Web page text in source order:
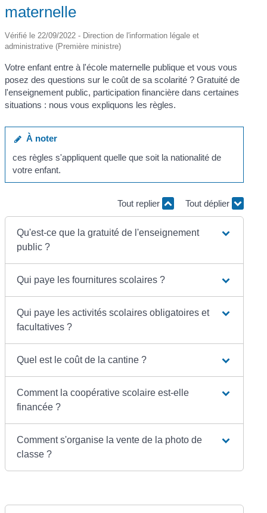
maternelle
Vérifié le 22/09/2022 - Direction de l'information légale et
administrative (Première ministre)
Votre enfant entre à l'école maternelle publique et vous vous
posez des questions sur le coût de sa scolarité ? Gratuité de
l'enseignement public, participation financière dans certaines
situations : nous vous expliquons les règles.
À noter
ces règles s'appliquent quelle que soit la nationalité de
votre enfant.
Tout replier Tout déplier
Qu'est-ce que la gratuité de l'enseignement
public ?
Qui paye les fournitures scolaires ?
Qui paye les activités scolaires obligatoires et
facultatives ?
Quel est le coût de la cantine ?
Comment la coopérative scolaire est-elle
financée ?
Comment s'organise la vente de la photo de
classe ?